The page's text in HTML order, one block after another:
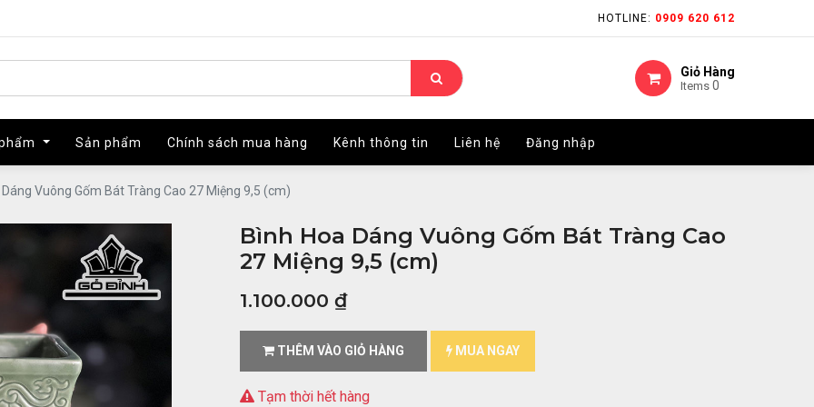
HOTLINE: 0909 620 612
Giỏ Hàng
Items 0
Sản phẩm Chính sách mua hàng Kênh thông tin Liên hệ Đăng nhập
HOTLINE: 0909 620 612
Giỏ Hàng
Items 0
Sản phẩm Chính sách mua hàng Kênh thông tin Liên hệ Đăng nhập
Dáng Vuông Gốm Bát Tràng Cao 27 Miệng 9,5 (cm)
Bình Hoa Dáng Vuông Gốm Bát Tràng Cao
27 Miệng 9,5 (cm)
1.100.000 ₫
THÊM VÀO GIỎ HÀNG MUA NGAY
Tạm thời hết hàng